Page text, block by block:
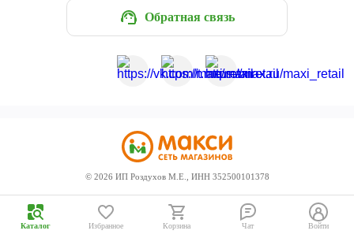
Обратная связь
© 2026 ИП Роздухов М.Е., ИНН 352500101378
Каталог Избранное Корзина Чат Войти